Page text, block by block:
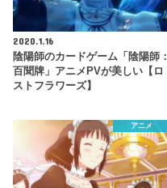
2020.1.16
陰陽師のカードゲーム「陰陽師：
百聞牌」アニメPVが美しい【ロ
ストフラワーズ】
アニメ